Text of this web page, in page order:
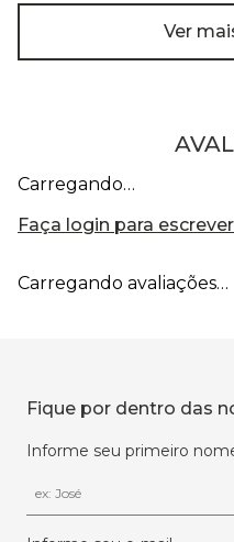
Ver
Carregando…
Faça login para
Carregando avaliações…
Fique por dentro das
Informe seu primeiro